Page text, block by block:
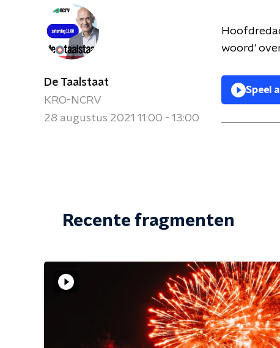
De Taalstaat
KRO-NCRV
28 augustus 2021 11:00 - 13:00
woord'
Speel
Recente fragmenten